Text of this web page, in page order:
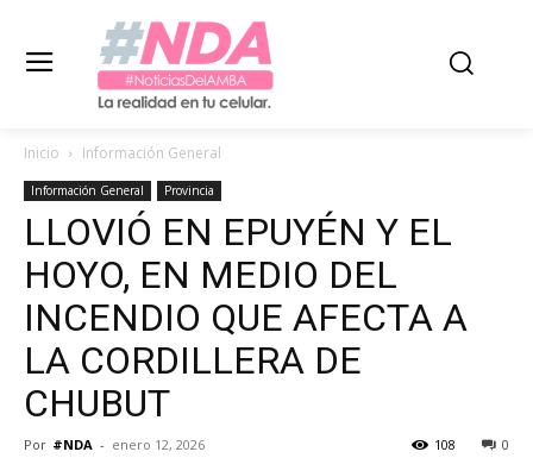
Inicio Información General
Información General Provincia
LLOVIÓ EN EPUYÉN Y EL
HOYO, EN MEDIO DEL
INCENDIO QUE AFECTA A
LA CORDILLERA DE
CHUBUT
Por #NDA - enero 12, 2026 0
108